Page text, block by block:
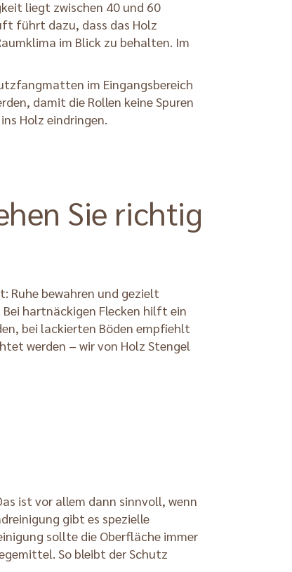
liegt zwischen 40 und 60
führt dazu, dass das Holz
im Blick zu behalten. Im
im Eingangsbereich
damit die Rollen keine Spuren
Holz eindringen.
Sie richtig
Ruhe bewahren und gezielt
hartnäckigen Flecken hilft ein
bei lackierten Böden empfiehlt
werden – wir von Holz Stengel
ist vor allem dann sinnvoll, wenn
gibt es spezielle
sollte die Oberfläche immer
So bleibt der Schutz